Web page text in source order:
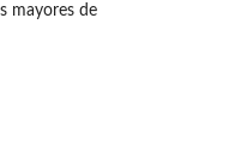
mayores de